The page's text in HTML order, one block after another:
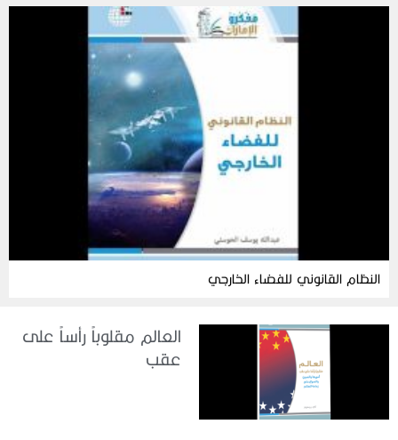
النظام القانوني للفضاء الخارجي
العالم مقلوباً رأساً على
عقب